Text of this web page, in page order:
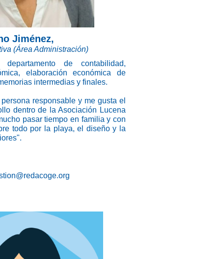
Jiménez,
(Área Administración)
departamento de contabilidad,
elaboración económica de
intermedias y finales.
responsable y me gusta el
dentro de la Asociación Lucena
pasar tiempo en familia y con
todo por la playa, el diseño y la